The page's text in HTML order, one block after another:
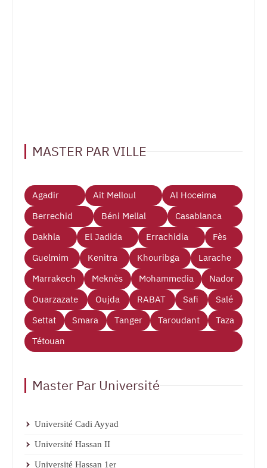
MASTER PAR VILLE
Agadir Ait Melloul
Al Hoceima
Berrechid
Béni Mellal
Casablanca
Dakhla
El Jadida Errachidia
Fès
Guelmim
Kenitra Khouribga
Larache
Marrakech
Meknès Mohammedia
Nador
Ouarzazate
Oujda RABAT Safi
Salé
Settat
Smara Tanger Taroudant
Taza
Tétouan
Master Par Université
Université Cadi Ayyad
Université Hassan II
Université Hassan 1er